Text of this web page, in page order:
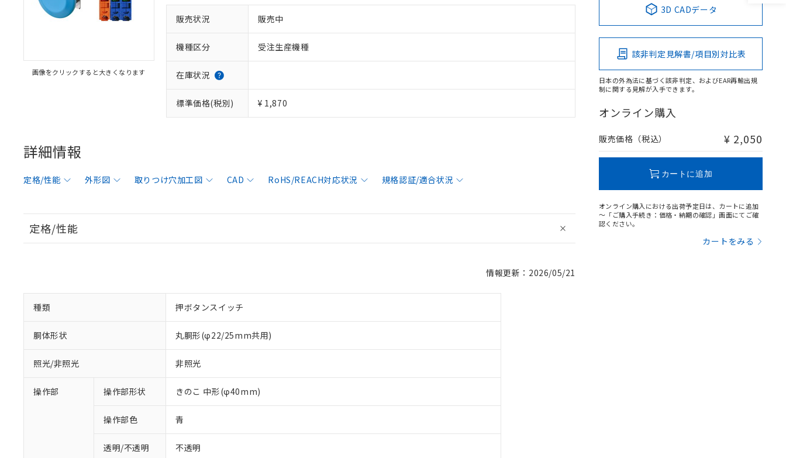
画像をクリックすると大きくなります
販売状況 販売中
機種区分 受注生産機種
在庫状況
標準価格(税別) ¥ 1,870
詳細情報
定格/性能 外形図 取りつけ穴加工図 CAD RoHS/REACH対応状況 規格認証/適合状況
定格/性能
情報更新：2026/05/21
種類 押ボタンスイッチ
胴体形状 丸胴形(φ22/25mm共用)
照光/非照光 非照光
操作部 操作部形状 きのこ 中形(φ40mm)
操作部色 青
透明/不透明 不透明
3D CADデータ
該非判定見解書/項目別対比表
日本の外為法に基づく該非判定、およびEAR再輸出規
制に関する見解が入手できます。
オンライン購入
販売価格（税込） ¥ 2,050
カートに追加
オンライン購入における出荷予定日は、カートに追加
～「ご購入手続き：価格・納期の確認」画面にてご確
認ください。
カートをみる